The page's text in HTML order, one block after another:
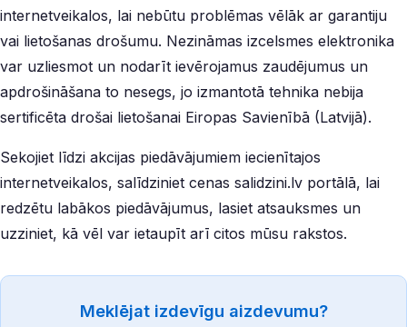
internetveikalos, lai nebūtu problēmas vēlāk ar garantiju
vai lietošanas drošumu. Nezināmas izcelsmes elektronika
var uzliesmot un nodarīt ievērojamus zaudējumus un
apdrošināšana to nesegs, jo izmantotā tehnika nebija
sertificēta drošai lietošanai Eiropas Savienībā (Latvijā).
Sekojiet līdzi akcijas piedāvājumiem iecienītajos
internetveikalos, salīdziniet cenas salidzini.lv portālā, lai
redzētu labākos piedāvājumus, lasiet atsauksmes un
uzziniet, kā vēl var ietaupīt arī citos mūsu rakstos.
Meklējat izdevīgu aizdevumu?